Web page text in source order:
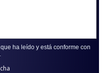
ha leído y está conforme con